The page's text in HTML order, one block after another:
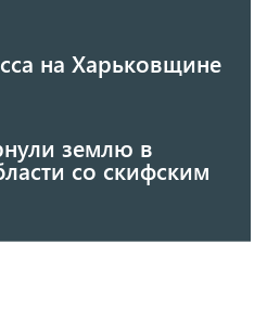
на Харьковщине
землю в
со скифским